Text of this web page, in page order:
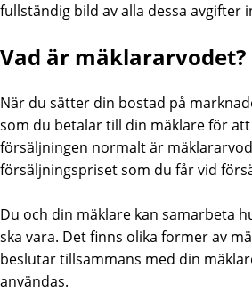
fullständig bild av alla dessa avgifter
Vad är mäklararvodet?
När du sätter din bostad på
som du betalar till din mäklare för
försäljningen normalt är
försäljningspriset som du får vid
Du och din mäklare kan samarbeta
ska vara. Det finns olika former av
beslutar tillsammans med din
användas.